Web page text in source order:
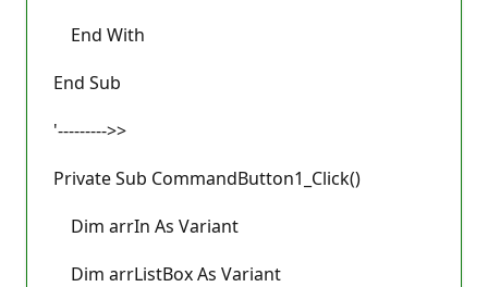
End With
End Sub
'--------->>
Private Sub CommandButton1_Click()
Dim arrIn As Variant
Dim arrListBox As Variant